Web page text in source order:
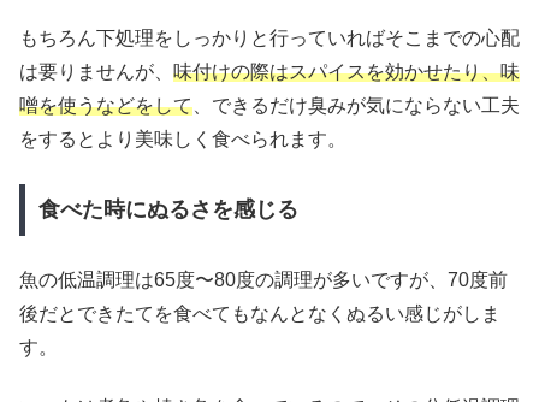
もちろん下処理をしっかりと行っていればそこまでの心配
は要りませんが、 味付けの際はスパイスを効かせたり、味
噌を使うなどをして 、できるだけ臭みが気にならない工夫
をするとより美味しく食べられます。
食べた時にぬるさを感じる
魚の低温調理は65度〜80度の調理が多いですが、70度前
後だとできたてを食べてもなんとなくぬるい感じがしま
す。